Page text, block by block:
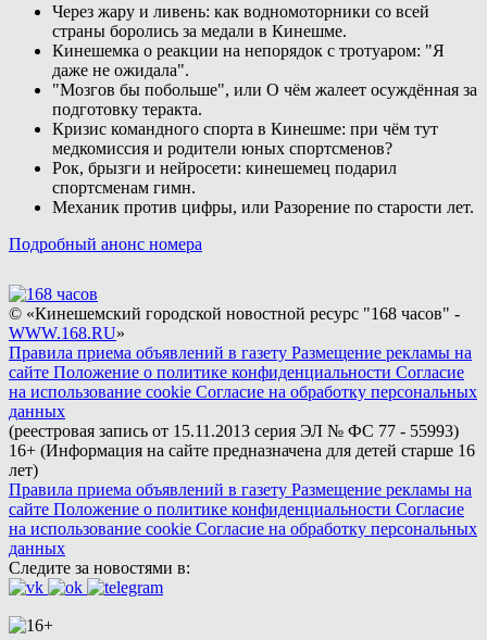
Через жару и ливень: как водномоторники со всей
страны боролись за медали в Кинешме.
Кинешемка о реакции на непорядок с тротуаром: "Я
даже не ожидала".
"Мозгов бы побольше", или О чём жалеет осуждённая за
подготовку теракта.
Кризис командного спорта в Кинешме: при чём тут
медкомиссия и родители юных спортсменов?
Рок, брызги и нейросети: кинешемец подарил
спортсменам гимн.
Механик против цифры, или Разорение по старости лет.
Подробный анонс номера
© «Кинешемский городской новостной ресурс "168 часов" -
WWW.168.RU»
Правила приема объявлений в газету Размещение рекламы на
сайте Положение о политике конфиденциальности Согласие
на использование cookie Согласие на обработку персональных
данных
(реестровая запись от 15.11.2013 серия ЭЛ № ФС 77 - 55993)
16+ (Информация на сайте предназначена для детей старше 16
лет)
Правила приема объявлений в газету Размещение рекламы на
сайте Положение о политике конфиденциальности Согласие
на использование cookie Согласие на обработку персональных
данных
Следите за новостями в: